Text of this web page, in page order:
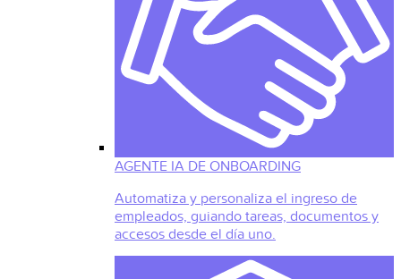
AGENTE IA DE ONBOARDING
Automatiza y personaliza el ingreso de
empleados, guiando tareas, documentos y
accesos desde el día uno.